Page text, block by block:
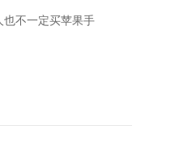
不一定买苹果手